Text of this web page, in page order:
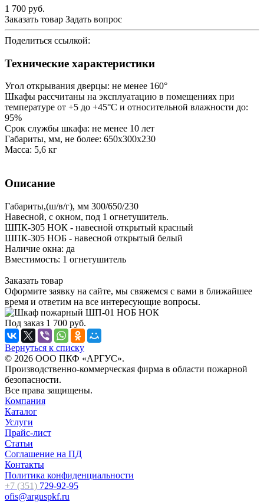
1 700 руб.
Заказать товар Задать вопрос
Поделиться ссылкой:
Технические характеристики
Угол открывания дверцы: не менее 160°
Шкафы рассчитаны на эксплуатацию в помещениях при
температуре от +5 до +45°С и относительной влажности до:
95%
Срок службы шкафа: не менее 10 лет
Габариты, мм, не более: 650x300x230
Масса: 5,6 кг
Описание
Габариты,(ш/в/г), мм 300/650/230
Навесной, с окном, под 1 огнетушитель.
ШПК-305 НОК - навесной открытый красный
ШПК-305 НОБ - навесной открытый белый
Наличие окна: да
Вместимость: 1 огнетушитель
Заказать товар
Оформите заявку на сайте, мы свяжемся с вами в ближайшее
время и ответим на все интересующие вопросы.
Под заказ 1 700 руб.
Вернуться к списку
© 2026 ООО ПКФ «АРГУС».
Производственно-коммерческая фирма в области пожарной
безопасности.
Все права защищены.
Компания
Каталог
Услуги
Прайс-лист
Статьи
Соглашение на ПД
Контакты
Политика конфиденциальности
+7 (351) 729-92-95
ofis@arguspkf.ru